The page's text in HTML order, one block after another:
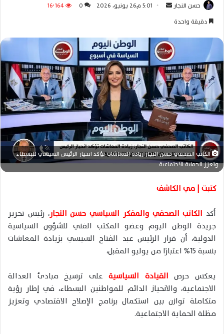
حسن النجار
ل
ب
ر
ي
د
ا
إ
ل
ك
ت
ر
و
ن
ا
5:01 م26 يونيو، 2026 0
16٬164
دقيقة واحدة
الكاتب الصحفي حسن النجار زيادة المعاشات تؤكد انحياز الرئيس السيسي للبسطاء
وتعزز الحماية الاجتماعية
كتبت | مي الكاشف
أكد الكاتب الصحفي والمفكر السياسي حسن النجار، رئيس تحرير
جريدة الوطن اليوم وعضو المكتب الفني للشؤون السياسية
الدولية، أن قرار الرئيس عبد الفتاح السيسي بزيادة المعاشات
بنسبة 15% اعتبارًا من يوليو المقبل،
يعكس حرصالقيادة السياسيةعلى ترسيخ مبادئ العدالة
الاجتماعية، والانحياز الدائم للمواطنين البسطاء، في إطار رؤية
متكاملة توازن بين استكمال برنامج الإصلاح الاقتصادي وتعزيز
مظلة الحماية الاجتماعية.